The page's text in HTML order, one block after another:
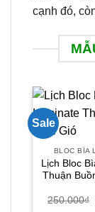
cạnh đó,
Sale
BLOC BÌA
Lịch Bloc
Thuận
250.000₫